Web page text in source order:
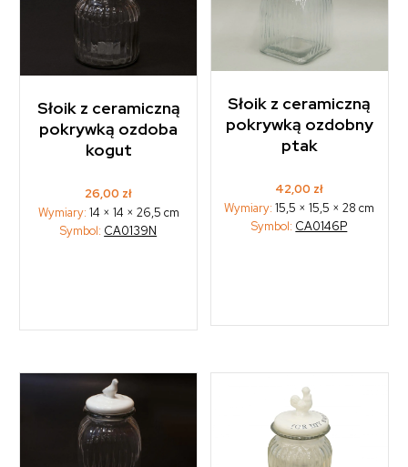
Słoik z ceramiczną
pokrywką ozdoba
kogut
26,00 zł
Wymiary: 14 × 14 × 26,5 cm
Symbol: CA0139N
Słoik z ceramiczną
pokrywką ozdobny
ptak
42,00 zł
Wymiary:15,5 × 15,5 × 28 cm
Symbol: CA0146P